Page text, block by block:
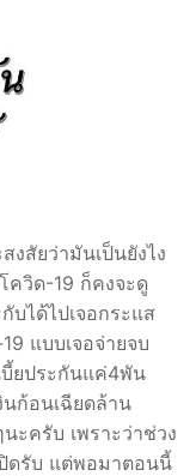
งสัยว่ามันเป็นยังไง
ควิด-19 ก็คงจะดู
บได้ไปเจอกระแส
แบบเจอจ่ายจบ
ยประกันแค่4พัน
นก้อนเฉียดล้าน
ะครับ เพราะว่าช่วง
ดรับ แต่พอมาตอนนี้